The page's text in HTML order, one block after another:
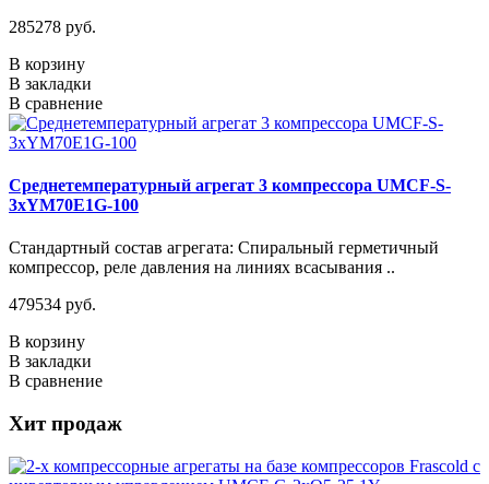
285278 руб.
В корзину
В закладки
В сравнение
Среднетемпературный агрегат 3 компрессора UMCF-S-
3xYM70E1G-100
Стандартный состав агрегата: Спиральный герметичный
компрессор, реле давления на линиях всасывания ..
479534 руб.
В корзину
В закладки
В сравнение
Хит продаж